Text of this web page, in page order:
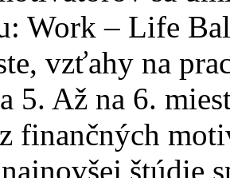
Work – Life
vzťahy na
5. Až na 6.
finančných
štúdie